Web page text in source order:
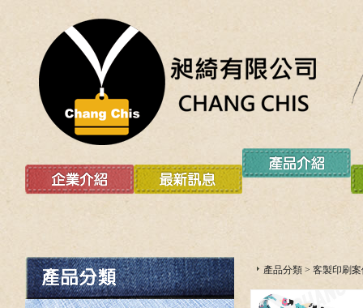
產品分類 > 客製印刷